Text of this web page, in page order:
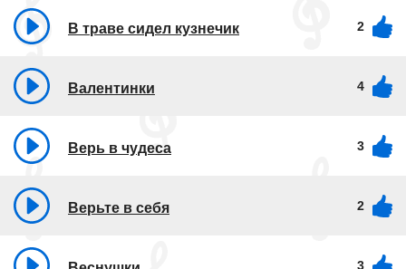
В траве сидел кузнечик 2
Валентинки 4
Верь в чудеса 3
Верьте в себя 2
3